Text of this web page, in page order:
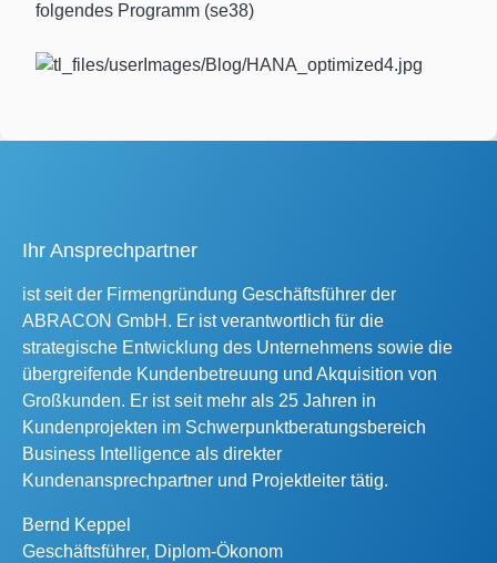
folgendes Programm (se38)
Bernd Keppel
Geschäftsführer, Diplom-Ökonom
Ihr Ansprechpartner
ist seit der Firmengründung Geschäftsführer der
ABRACON GmbH. Er ist verantwortlich für die
strategische Entwicklung des Unternehmens sowie die
übergreifende Kundenbetreuung und Akquisition von
Großkunden. Er ist seit mehr als 25 Jahren in
Kundenprojekten im Schwerpunktberatungsbereich
Business Intelligence als direkter
Kundenansprechpartner und Projektleiter tätig.